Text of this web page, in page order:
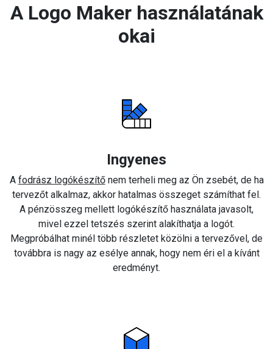
A Logo Maker használatának
okai
Ingyenes
A fodrász logókészítőnem terheli meg az Ön zsebét, de ha
tervezőt alkalmaz, akkor hatalmas összeget számíthat fel.
A pénzösszeg mellett logókészítő használata javasolt,
mivel ezzel tetszés szerint alakíthatja a logót.
Megpróbálhat minél több részletet közölni a tervezővel, de
továbbra is nagy az esélye annak, hogy nem éri el a kívánt
eredményt.